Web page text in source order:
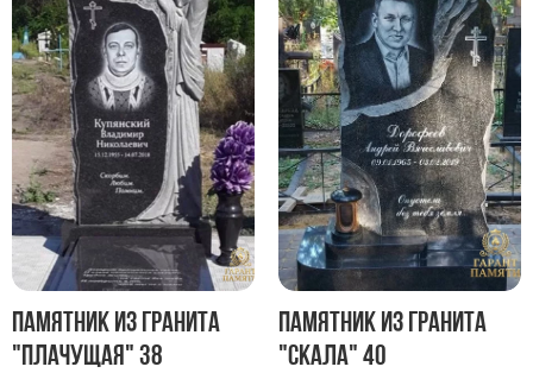
Памятник из гранита
"Плачущая" 38
Памятник из гранита
"Скала" 40